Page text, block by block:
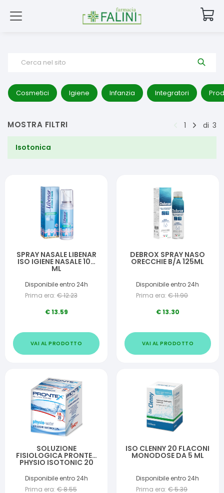
Cerca nel sito
Cosmetici Igiene Infanzia Integratori
MOSTRA FILTRI 1 di 3
Isotonica
SPRAY NASALE LIBENAR
ISO IGIENE NASALE 100
ML
Disponibile entro 24h
Prima era: €12.23
€13.59
VAI AL PRODOTTO
DEBROX SPRAY NASO
ORECCHIE B/A 125ML
Disponibile entro 24h
Prima era: €11.90
€13.30
VAI AL PRODOTTO
SOLUZIONE
FISIOLOGICA PRONTEX
PHYSIO ISOTONIC 20
Disponibile entro 24h
Prima era: €8.55
ISO CLENNY 20 FLACONI
MONODOSE DA 5 ML
Disponibile entro 24h
Prima era: €5.39